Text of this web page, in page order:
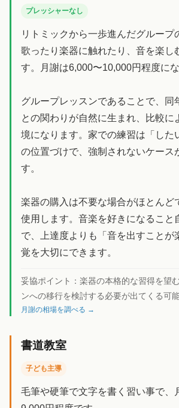
プレッシャーなし
リトミックから一歩進んだグループ
歌ったり楽器に触れたり、音を楽し
す。月謝は6,000〜10,000円程度にな
グループレッスンであることで、同
との関わりが自然に生まれ、比較に
境になります。家での練習は「した
の位置づけで、強制されないケース
す。
楽器の購入は不要な場合がほとんど
使用します。音楽を好きになること
で、上達度よりも「音を出すことが
覚を大切にできます。
妥協ポイント： 楽器の本格的な習得を望
ンへの移行を検討する必要が出てくる可
月謝の相場を調べる →
書道教室
子ども主導
毛筆や硬筆で文字を書く習い事で、